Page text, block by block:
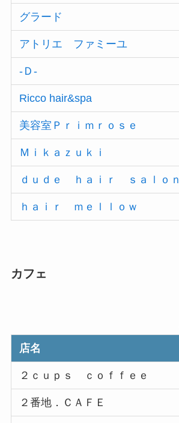
グラード
アトリエ ファミーユ
‐Ｄ‐
Ricco hair&spa
美容室Ｐｒｉｍｒｏｓｅ
Ｍｉｋａｚｕｋｉ
ｄｕｄｅ ｈａｉｒ ｓａｌｏｎ
ｈａｉｒ ｍｅｌｌｏｗ
カフェ
店名
２ｃｕｐｓ ｃｏｆｆｅｅ
２番地．ＣＡＦＥ